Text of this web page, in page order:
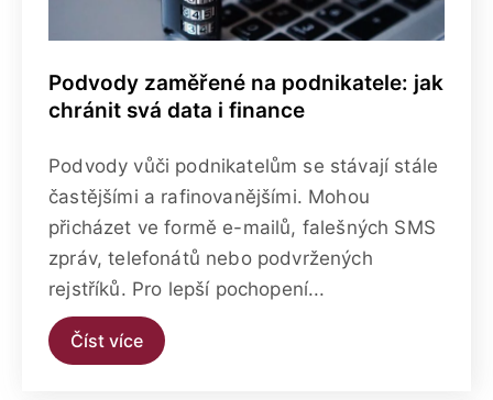
Podvody zaměřené na podnikatele: jak
chránit svá data i finance
Podvody vůči podnikatelům se stávají stále
častějšími a rafinovanějšími. Mohou
přicházet ve formě e-mailů, falešných SMS
zpráv, telefonátů nebo podvržených
rejstříků. Pro lepší pochopení...
Číst více